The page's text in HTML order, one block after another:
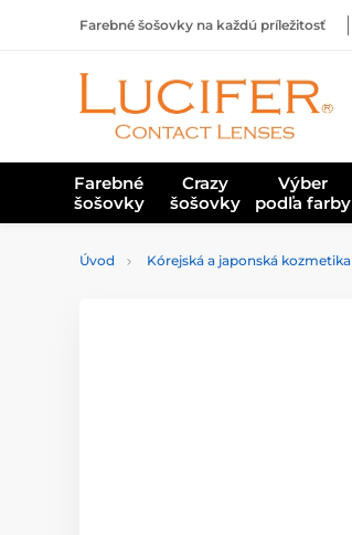
Farebné šošovky na každú príležitosť
Farebné
šošovky
Crazy
šošovky
Výber
podľa farby
Úvod Kórejská a japonská kozmetika